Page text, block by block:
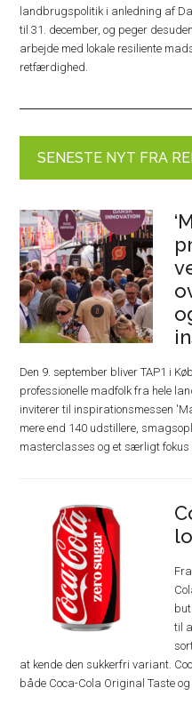
landbrugspolitik i anledning af
til 31. december, og peger
arbejde med lokale resiliente
retfærdighed.
SENESTE NYT FRA
Den 9. september bliver TAP1 i
professionelle madfolk fra hele
inviterer til inspirationsmessen
mere end 140 udstillere,
masterclasses og et særligt fokus
til
at kende den sukkerfri variant.
både Coca-Cola Original Taste og